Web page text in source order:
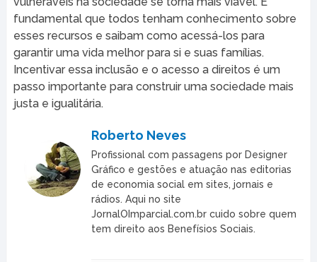
fundamental que todos tenham conhecimento sobre
esses recursos e saibam como acessá-los para
garantir uma vida melhor para si e suas famílias.
Incentivar essa inclusão e o acesso a direitos é um
passo importante para construir uma sociedade mais
justa e igualitária.
Roberto Neves
Profissional com passagens por Designer
Gráfico e gestões e atuação nas editorias
de economia social em sites, jornais e
rádios. Aqui no site
JornalOImparcial.com.br cuido sobre quem
tem direito aos Benefísios Sociais.